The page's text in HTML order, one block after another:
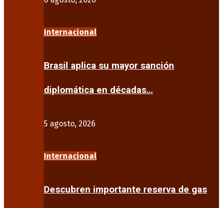
Internacional
Brasil aplica su mayor sanción
diplomática en décadas…
5 agosto, 2026
Internacional
Descubren importante reserva de gas